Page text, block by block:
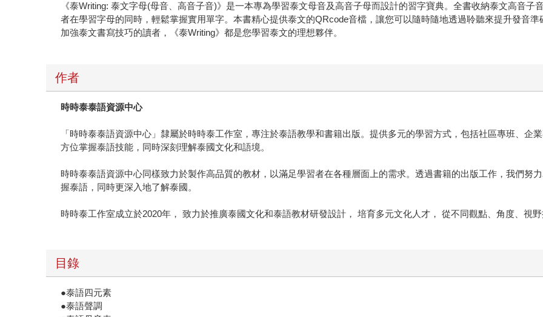
《泰Writing: 泰文字母(母音、高音子音)》是一本專為學習泰文母音及高音子母而設計的習字寶典。全書收納泰文高音
者在學習字母的同時，輕鬆掌握實用單字。本書精心提供泰文的QRcode音檔，讓您可以隨時隨地透過聆聽來提升發音
加強泰文書寫技巧的讀者，《泰Writing》都是您學習泰文的理想夥伴。
作者
時時泰泰語資源中心
「時時泰泰語資源中心」隸屬於時時泰工作室，專注於泰語教學和書籍出版。提供多元的學習方式，包括社區專班、企
方位掌握泰語技能，同時深刻理解泰國文化和語境。
時時泰泰語資源中心同樣致力於製作高品質的教材，以滿足學習者在各種層面上的需求。透過書籍的出版工作，我們努
握泰語，同時更深入地了解泰國。
時時泰工作室成立於2020年， 致力於推廣泰國文化和泰語教材研發設計， 培育多元文化人才， 從不同觀點、角度、視
目錄
●泰語四元素
●泰語聲調